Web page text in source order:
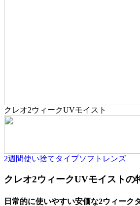
クレオ2ウィークUVモイスト
2週間使い捨てタイプソフトレンズ
クレオ2ウィークUVモイストの
日常的に使いやすい安価な2ウィーク